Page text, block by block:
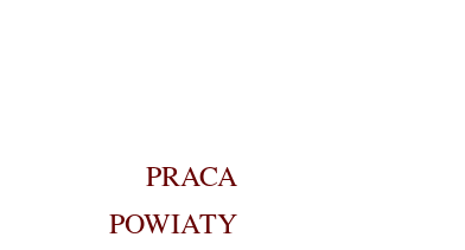
PRACA
POWIATY